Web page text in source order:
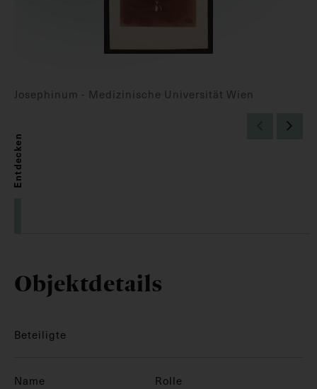
Josephinum - Medizinische Universität Wien
Entdecken
Objektdetails
Beteiligte
Name Rolle